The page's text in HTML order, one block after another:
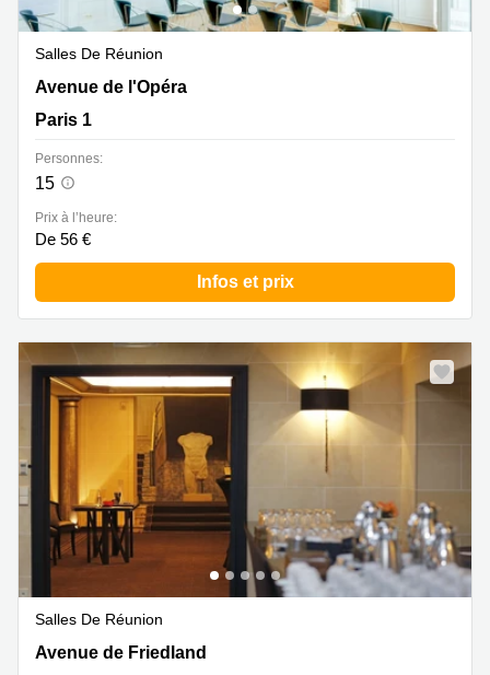
Salles De Réunion
Avenue de l'Opéra 3, Paris 1
Avenue de l'Opéra
Paris 1
Personnes:
15
Prix à l’heure:
De 56 €
Infos et prix
Salles De Réunion
Avenue de Friedland 40, Paris 8
Avenue de Friedland